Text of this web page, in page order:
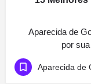
Aparecida de
por
Aparecida de